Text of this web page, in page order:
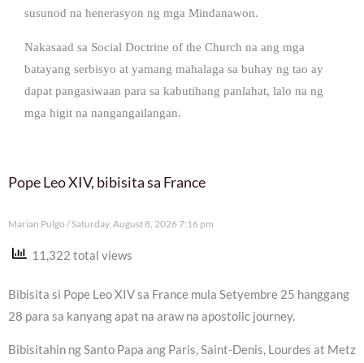
susunod na henerasyon ng mga Mindanawon.
Nakasaad sa Social Doctrine of the Church na ang mga
batayang serbisyo at yamang mahalaga sa buhay ng tao ay
dapat pangasiwaan para sa kabutihang panlahat, lalo na ng
mga higit na nangangailangan.
Pope Leo XIV, bibisita sa France
Marian Pulgo Saturday, August 8, 2026 7:16 pm
11,322 total views
Bibisita si Pope Leo XIV sa France mula Setyembre 25 hanggang
28 para sa kanyang apat na araw na apostolic journey.
Bibisitahin ng Santo Papa ang Paris, Saint-Denis, Lourdes at Metz